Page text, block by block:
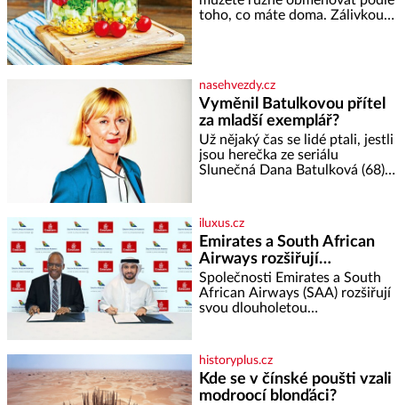
bezpečí, proto by pokoj
toho, co máte doma. Zálivkou
potřebujete: ✿ 1/4 ledového
nebo jiného salátu (římský salát,
polníček…) ✿ 1 malá konzerva
kukuřice ✿ ½ okurky ✿ 2
rajčata Zálivka: ✿ 4 lžíce
olivového oleje ✿ 1 lžíci
citronové šťávy ✿ ½ stroužku
nasehvezdy.cz
Vyměnil Batulkovou přítel
za mladší exemplář?
Už nějaký čas se lidé ptali, jestli
jsou herečka ze seriálu
Slunečná Dana Batulková (68) a
od sebe přítele od samého
začátku odhán
iluxus.cz
Emirates a South African
Airways rozšiřují
partnerství. Cestujícím
nově zpřístupní dalších
devět destinací v jižní a
Společnosti Emirates a South
African Airways (SAA) rozšiřují
svou dlouholetou
cestujícím devět dalších
destinací v jižní a střední Africe
a u
historyplus.cz
Kde se v čínské poušti vzali
modroocí blonďáci?